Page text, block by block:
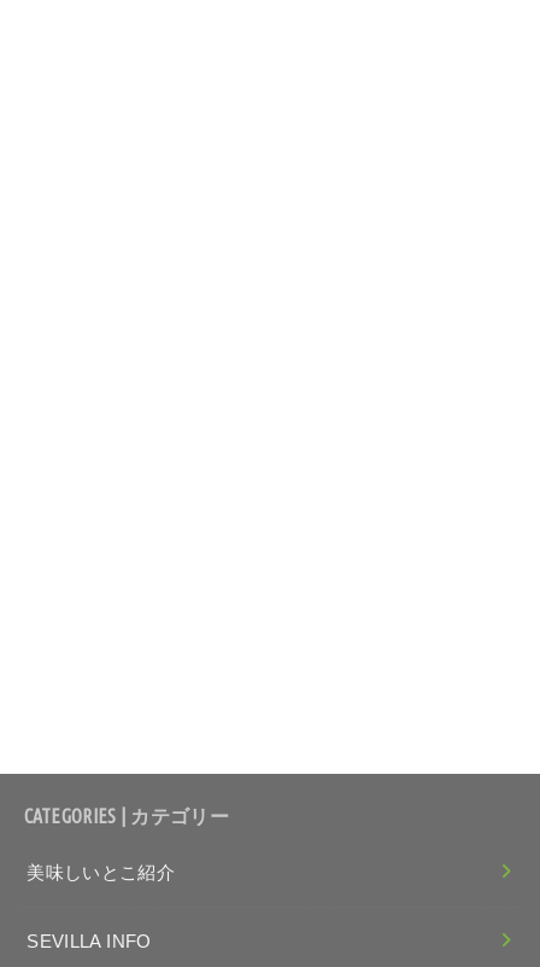
CATEGORIES | カテゴリー
美味しいとこ紹介
SEVILLA INFO